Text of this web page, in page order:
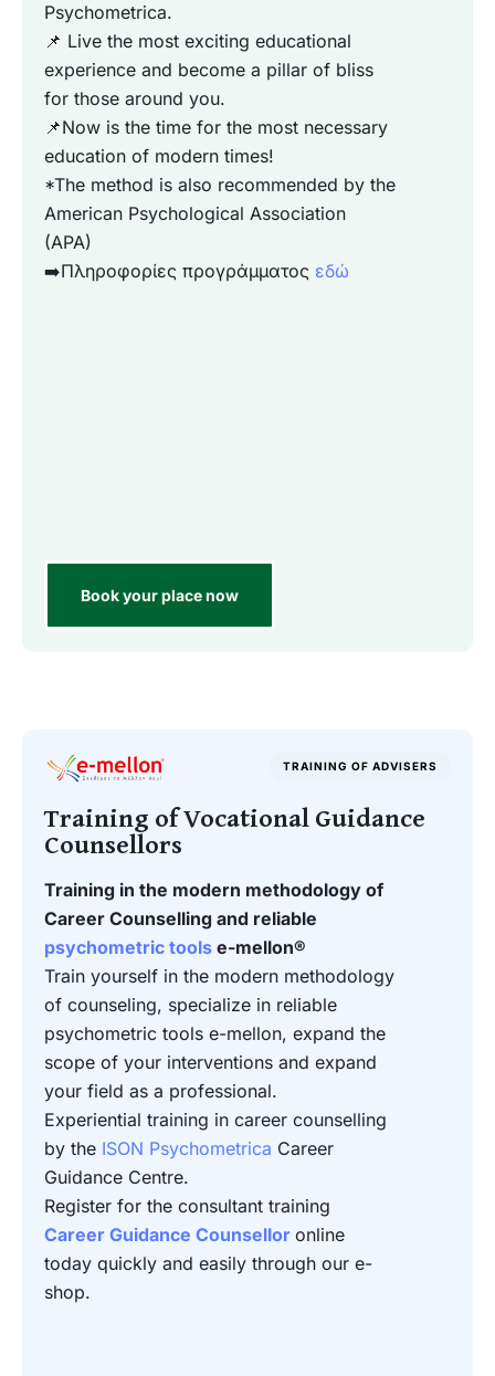
Psychometrica.
📌 Live the most exciting educational
experience and become a pillar of bliss
for those around you.
📌Now is the time for the most necessary
education of modern times!
*The method is also recommended by the
American Psychological Association
(APA)
➡️Πληροφορίες προγράμματος εδώ
Book your place now
TRAINING OF ADVISERS
Training of Vocational Guidance
Counsellors
Training in the modern methodology of
Career Counselling and reliable
psychometric tools e-mellon®
Train yourself in the modern methodology
of counseling, specialize in reliable
psychometric tools e-mellon, expand the
scope of your interventions and expand
your field as a professional.
Experiential training in career counselling
by the ISON Psychometrica Career
Guidance Centre.
Register for the consultant training
Career Guidance Counsellor online
today quickly and easily through our e-
shop.